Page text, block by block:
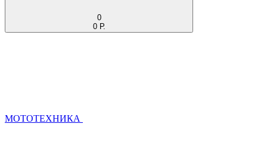
0
0 Р.
МОТОТЕХНИКА